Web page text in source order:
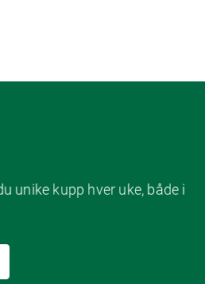
unike kupp hver uke, både i